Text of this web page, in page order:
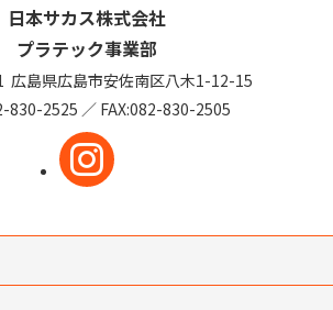
日本サカス株式会社
プラテック事業部
広島県広島市安佐南区八木1-12-15
830-2525 ／ FAX:082-830-2505